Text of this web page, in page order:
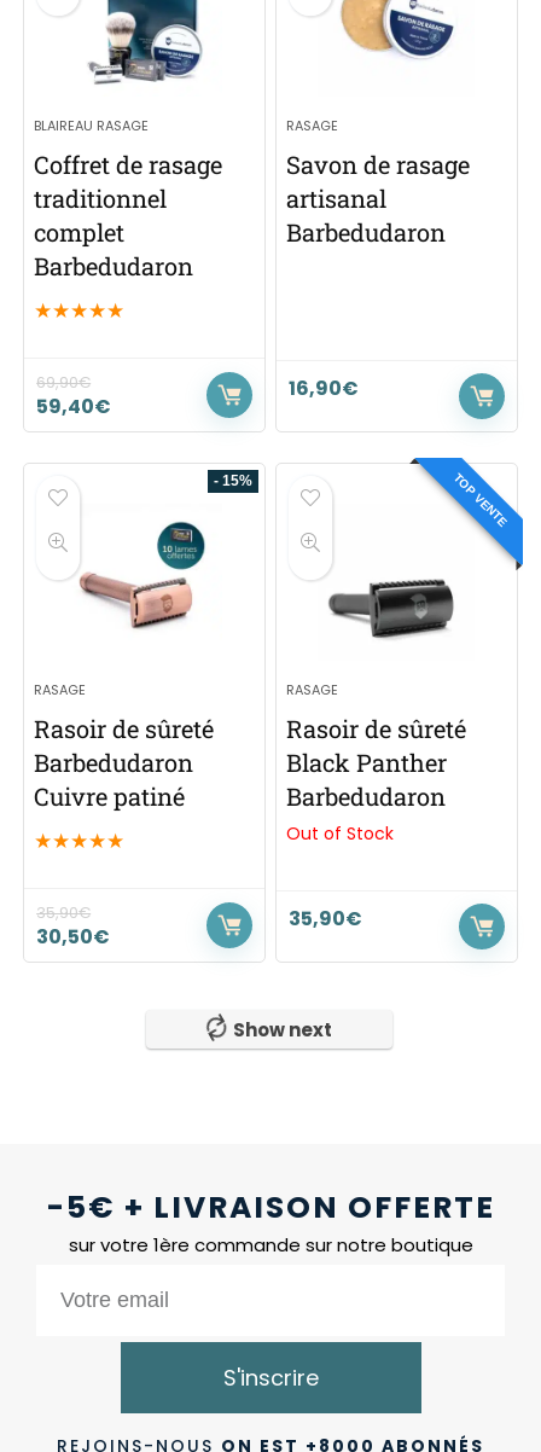
BLAIREAU RASAGE
Coffret de rasage
traditionnel
complet
Barbedudaron
★★★★★
69,90€
59,40€
RASAGE
Savon de rasage
artisanal
Barbedudaron
16,90€
- 15%
RASAGE
Rasoir de sûreté
Barbedudaron
Cuivre patiné
★★★★★
35,90€
30,50€
TOP VENTE
RASAGE
Rasoir de sûreté
Black Panther
Barbedudaron
Out of Stock
35,90€
Show next
-5€ + LIVRAISON OFFERTE
sur votre 1ère commande sur notre boutique
S'inscrire
REJOINS-NOUS ON EST +8000 ABONNÉS